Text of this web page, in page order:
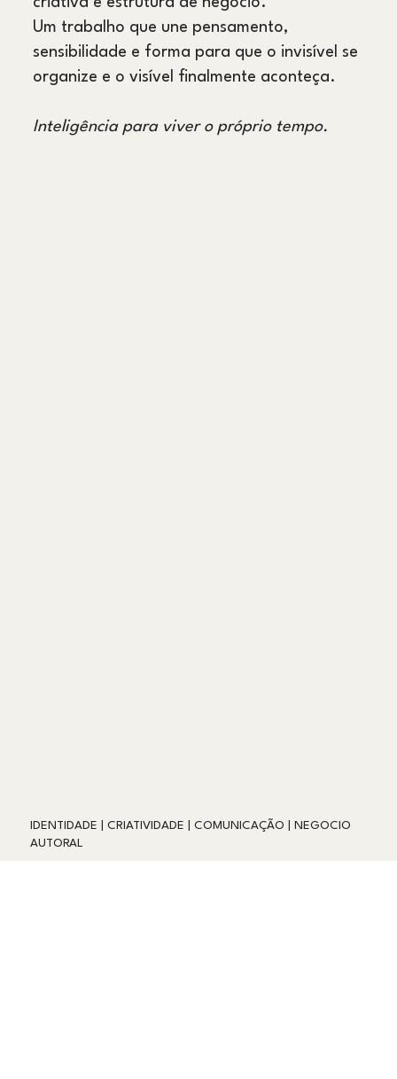
Um trabalho que une pensamento,
sensibilidade e forma para que o invisível se
organize e o visível finalmente aconteça.
Inteligência para viver o próprio tempo.
IDENTIDADE | CRIATIVIDADE | COMUNICAÇÃO | NEGOCIO
AUTORAL